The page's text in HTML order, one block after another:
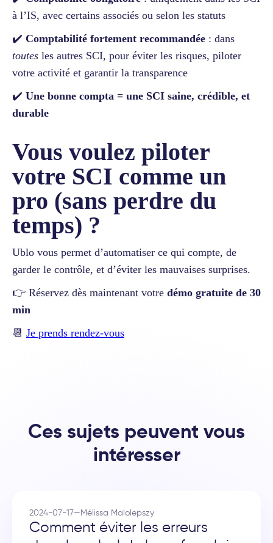
à l’IS, avec certains associés ou selon les statuts
✔️ Comptabilité fortement recommandée : dans
toutes les autres SCI, pour éviter les risques, piloter
votre activité et garantir la transparence
✔️ Une bonne compta = une SCI saine, crédible, et
durable
Vous voulez piloter
votre SCI comme un
pro (sans perdre du
temps) ?
Ublo vous permet d’automatiser ce qui compte, de
garder le contrôle, et d’éviter les mauvaises surprises.
👉 Réservez dès maintenant votre démo gratuite de 30
min
📆 Je prends rendez-vous
Ces sujets peuvent vous
intéresser
2024-07-17—Mélissa Malolepszy
Comment éviter les erreurs